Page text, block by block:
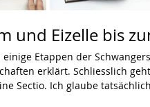
und Eizelle bis
einige Etappen der
erklärt. Schliesslich
Sectio. Ich glaube